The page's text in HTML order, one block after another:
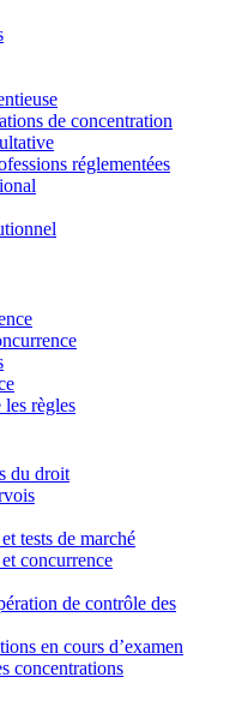
de concentration
réglementées
règles
du droit
tests de marché
concurrence
de contrôle des
en cours d’examen
concentrations